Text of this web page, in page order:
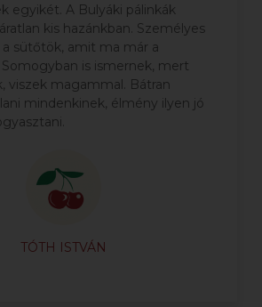
egyikét. A Bulyáki pálinkák
kis hazánkban. Személyes
sütőtök, amit ma már a
is ismernek, mert
viszek magammal. Bátran
mindenkinek, élmény ilyen jó
TÓTH ISTVÁN